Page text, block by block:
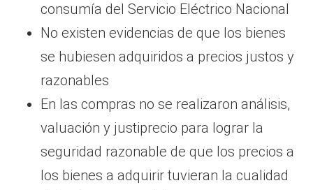
consumía del Servicio Eléctrico Nacional
No existen evidencias de que los bienes
se hubiesen adquiridos a precios justos y
razonables
En las compras no se realizaron análisis,
valuación y justiprecio para lograr la
seguridad razonable de que los precios a
los bienes a adquirir tuvieran la cualidad